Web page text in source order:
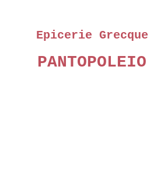
Epicerie Grecque
PANTOPOLEIO